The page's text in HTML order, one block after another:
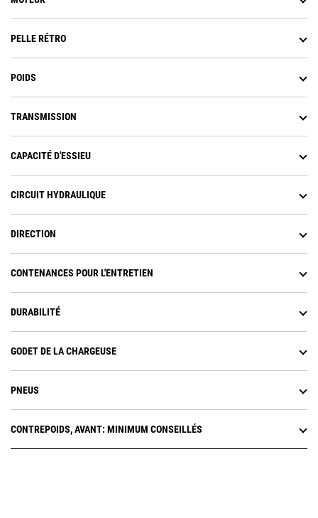
PELLE RÉTRO
POIDS
TRANSMISSION
CAPACITÉ D'ESSIEU
CIRCUIT HYDRAULIQUE
DIRECTION
CONTENANCES POUR L'ENTRETIEN
DURABILITÉ
GODET DE LA CHARGEUSE
PNEUS
CONTREPOIDS, AVANT: MINIMUM CONSEILLÉS